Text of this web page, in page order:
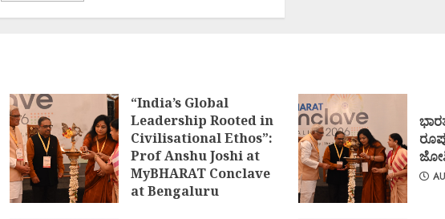
“India’s Global
Leadership Rooted in
Civilisational Ethos”:
Prof Anshu Joshi at
MyBHARAT Conclave
at Bengaluru